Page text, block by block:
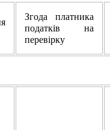
Згода платника
податків на
перевірку